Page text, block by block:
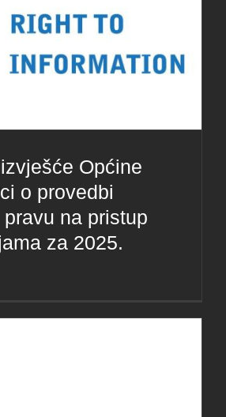
Općine
o provedbi
na pristup
za 2025.